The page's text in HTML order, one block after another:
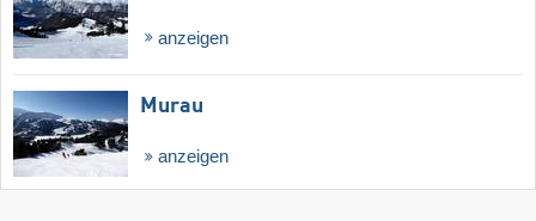
anzeigen
Murau
anzeigen